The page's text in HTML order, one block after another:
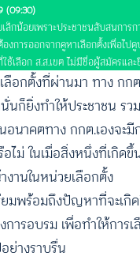
(09:30)
ล็กน้อยเพราะประชาชนสับสนการ
องการออกจากคูหาเลือกตั้งเพื่อไ
ช้เลือก ส.ส.เขต ไม่มีชื่อผู้สมัครแล
ลือกตั้งที่ผ่านมา ทาง กก
ก็ยิ่งทำให้ประชาชน รว
อนาคตทาง กกต.เองจะ
ไม่ ในเมื่อสิ่งหนึ่งที่เกิดขึ้
านในหน่วยเลือกตั้ง
ยมพร้อมถึงปัญหาที่จะเกิ
ารอบรม เพื่อทำให้การ
ย่างราบรื่น